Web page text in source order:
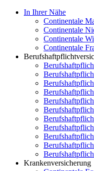
In Ihrer Nähe
Continentale
Continentale
Continentale
Continentale
Krankenversicherung